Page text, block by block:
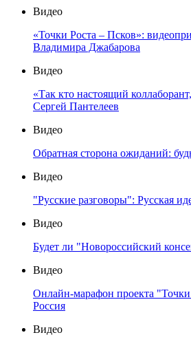
Видео
«Точки Роста – Псков»:
Владимира Джабарова
Видео
«Так кто настоящий
Сергей Пантелеев
Видео
Обратная сторона ожиданий:
Видео
"Русские разговоры": Русская
Видео
Будет ли "Новороссийский
Видео
Онлайн-марафон проекта
Россия
Видео